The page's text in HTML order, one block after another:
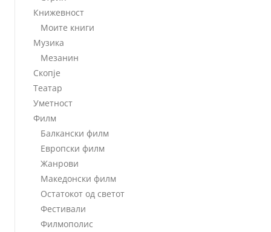
Книжевност
Моите книги
Музика
Мезанин
Скопје
Театар
Уметност
Филм
Балкански филм
Европски филм
Жанрови
Македонски филм
Остатокот од светот
Фестивали
Филмополис